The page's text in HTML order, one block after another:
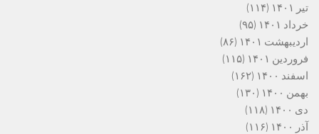
تیر ۱۴۰۱
(۱۱۴)
خرداد ۱۴۰۱
(۹۵)
اردیبهشت ۱۴۰۱
(۸۶)
فروردین ۱۴۰۱
(۱۱۵)
اسفند ۱۴۰۰
(۱۶۲)
بهمن ۱۴۰۰
(۱۳۰)
دی ۱۴۰۰
(۱۱۸)
آذر ۱۴۰۰
(۱۱۶)